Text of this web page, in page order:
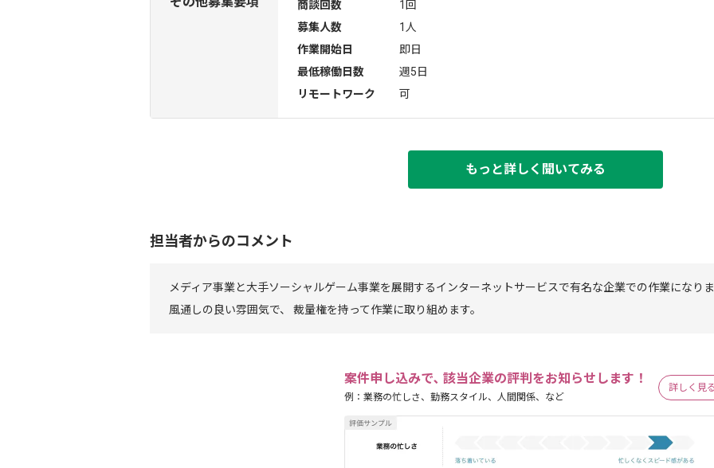
商談回数
1回
募集人数
1人
作業開始日
即日
最低稼働日数
週5日
リモートワーク
可
もっと詳しく聞いてみる
担当者からのコメント
メディア事業と大手ソーシャルゲーム事業を展開するインターネットサービスで有名な企業での作業になりま
風通しの良い雰囲気で、 裁量権を持って作業に取り組めます。
案件申し込みで､ 該当企業の評判をお知らせします！
例：業務の忙しさ、勤務スタイル、人間関係、など
詳しく見る